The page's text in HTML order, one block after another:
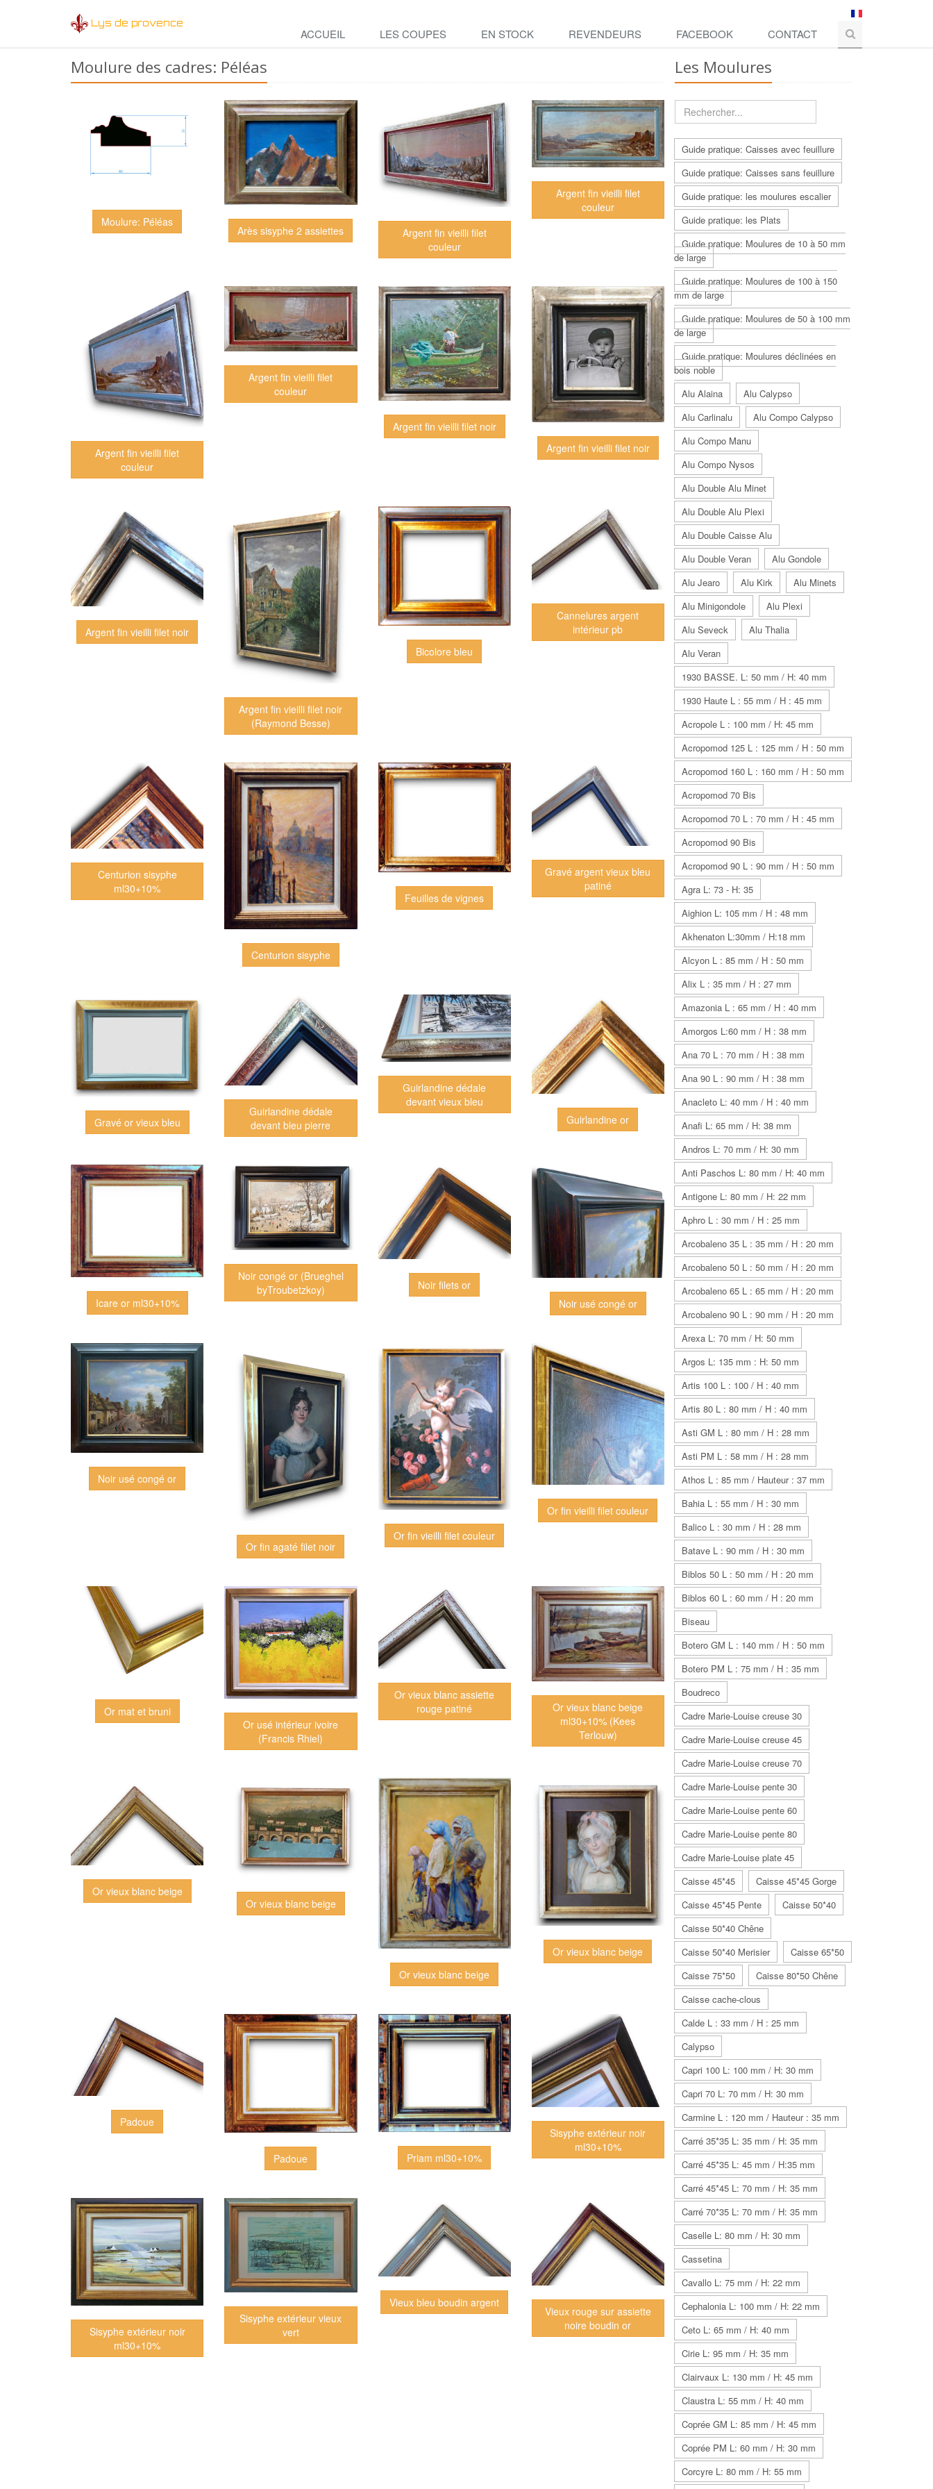
Lys de provence
ACCUEIL LES COUPES EN STOCK REVENDEURS FACEBOOK CONTACT
Moulure des cadres: Péléas
Moulure: Péléas
Arès sisyphe 2 assiettes
Argent fin vieilli filet
couleur
Argent fin vieilli filet
couleur
Argent fin vieilli filet
couleur
Argent fin vieilli filet
couleur
Argent fin vieilli filet noir
Argent fin vieilli filet noir
Argent fin vieilli filet noir
Argent fin vieilli filet noir
(Raymond Besse)
Bicolore bleu
Cannelures argent
intérieur pb
Centurion sisyphe
ml30+10%
Centurion sisyphe
Feuilles de vignes
Gravé argent vieux bleu
patiné
Gravé or vieux bleu
Guirlandine dédale
devant bleu pierre
Guirlandine dédale
devant vieux bleu
Guirlandine or
Icare or ml30+10%
Noir congé or (Brueghel
byTroubetzkoy)
Noir filets or
Noir usé congé or
Noir usé congé or
Or fin agaté filet noir
Or fin vieilli filet couleur
Or fin vieilli filet couleur
Or mat et bruni
Or usé intérieur ivoire
(Francis Rhiel)
Or vieux blanc assiette
rouge patiné
Or vieux blanc beige
ml30+10% (Kees
Terlouw)
Or vieux blanc beige
Or vieux blanc beige
Or vieux blanc beige
Or vieux blanc beige
Padoue
Padoue Priam ml30+10%
Sisyphe extérieur noir
ml30+10%
Sisyphe extérieur noir
ml30+10%
Sisyphe extérieur vieux
vert
Vieux bleu boudin argent
Vieux rouge sur assiette
noire boudin or
Les Moulures
Guide pratique: Caisses avec feuillure
Guide pratique: Caisses sans feuillure
Guide pratique: les moulures escalier
Guide pratique: les Plats
Guide pratique: Moulures de 10 à 50 mm
de large
Guide pratique: Moulures de 100 à 150
mm de large
Guide pratique: Moulures de 50 à 100 mm
de large
Guide pratique: Moulures déclinées en
bois noble
Alu Alaina
Alu Calypso
Alu Carlinalu
Alu Compo Calypso
Alu Compo Manu
Alu Compo Nysos
Alu Double Alu Minet
Alu Double Alu Plexi
Alu Double Caisse Alu
Alu Double Veran
Alu Gondole
Alu Jearo
Alu Kirk
Alu Minets
Alu Minigondole
Alu Plexi
Alu Seveck
Alu Thalia
Alu Veran
1930 BASSE. L: 50 mm / H: 40 mm
1930 Haute L : 55 mm / H : 45 mm
Acropole L : 100 mm / H: 45 mm
Acropomod 125 L : 125 mm / H : 50 mm
Acropomod 160 L : 160 mm / H : 50 mm
Acropomod 70 Bis
Acropomod 70 L : 70 mm / H : 45 mm
Acropomod 90 Bis
Acropomod 90 L : 90 mm / H : 50 mm
Agra L: 73 - H: 35
Aighion L: 105 mm / H : 48 mm
Akhenaton L:30mm / H:18 mm
Alcyon L : 85 mm / H : 50 mm
Alix L : 35 mm / H : 27 mm
Amazonia L : 65 mm / H : 40 mm
Amorgos L:60 mm / H : 38 mm
Ana 70 L : 70 mm / H : 38 mm
Ana 90 L : 90 mm / H : 38 mm
Anacleto L: 40 mm / H : 40 mm
Anafi L: 65 mm / H: 38 mm
Andros L: 70 mm / H: 30 mm
Anti Paschos L: 80 mm / H: 40 mm
Antigone L: 80 mm / H: 22 mm
Aphro L : 30 mm / H : 25 mm
Arcobaleno 35 L : 35 mm / H : 20 mm
Arcobaleno 50 L : 50 mm / H : 20 mm
Arcobaleno 65 L : 65 mm / H : 20 mm
Arcobaleno 90 L : 90 mm / H : 20 mm
Arexa L: 70 mm / H: 50 mm
Argos L: 135 mm : H: 50 mm
Artis 100 L : 100 / H : 40 mm
Artis 80 L : 80 mm / H : 40 mm
Asti GM L : 80 mm / H : 28 mm
Asti PM L : 58 mm / H : 28 mm
Athos L : 85 mm / Hauteur : 37 mm
Bahia L : 55 mm / H : 30 mm
Balico L : 30 mm / H : 28 mm
Batave L : 90 mm / H : 30 mm
Biblos 50 L : 50 mm / H : 20 mm
Biblos 60 L : 60 mm / H : 20 mm
Biseau
Botero GM L : 140 mm / H : 50 mm
Botero PM L : 75 mm / H : 35 mm
Boudreco
Cadre Marie-Louise creuse 30
Cadre Marie-Louise creuse 45
Cadre Marie-Louise creuse 70
Cadre Marie-Louise pente 30
Cadre Marie-Louise pente 60
Cadre Marie-Louise pente 80
Cadre Marie-Louise plate 45
Caisse 45*45
Caisse 45*45 Gorge
Caisse 45*45 Pente
Caisse 50*40
Caisse 50*40 Chêne
Caisse 50*40 Merisier
Caisse 65*50
Caisse 75*50
Caisse 80*50 Chêne
Caisse cache-clous
Calde L : 33 mm / H : 25 mm
Calypso
Capri 100 L: 100 mm / H: 30 mm
Capri 70 L: 70 mm / H: 30 mm
Carmine L : 120 mm / Hauteur : 35 mm
Carré 35*35 L: 35 mm / H: 35 mm
Carré 45*35 L: 45 mm / H:35 mm
Carré 45*45 L: 70 mm / H: 35 mm
Carré 70*35 L: 70 mm / H: 35 mm
Caselle L: 80 mm / H: 30 mm
Cassetina
Cavallo L: 75 mm / H: 22 mm
Cephalonia L: 100 mm / H: 22 mm
Ceto L: 65 mm / H: 40 mm
Cirie L: 95 mm / H: 35 mm
Clairvaux L: 130 mm / H: 45 mm
Claustra L: 55 mm / H: 40 mm
Coprée GM L: 85 mm / H: 45 mm
Coprée PM L: 60 mm / H: 30 mm
Corcyre L: 80 mm / H: 55 mm